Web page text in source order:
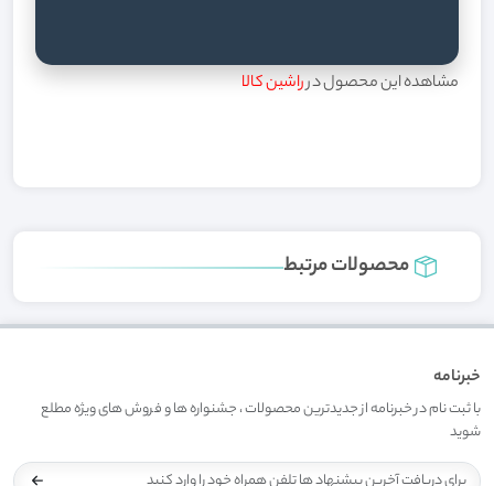
مشاهده این محصول درراشین کالا
محصولات مرتبط
خبرنامه
با ثبت نام در خبرنامه از جدیدترین محصولات ، جشنواره ها و فروش های ویژه مطلع
شوید